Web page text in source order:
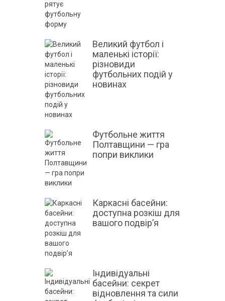
Великий футбол і
маленькі історії:
різновиди
футбольних подій у
новинах
Футбольне життя
Полтавщини — гра
попри виклики
Каркасні басейни:
доступна розкіш для
вашого подвір’я
Індивідуальні
басейни: секрет
відновлення та сили